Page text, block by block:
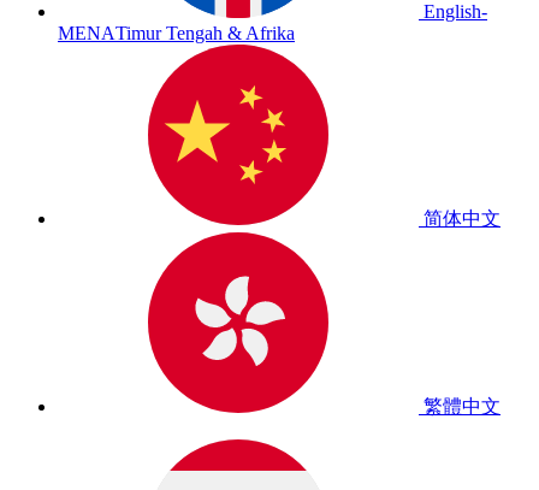
English-
MENATimur Tengah & Afrika
简体中文
繁體中文